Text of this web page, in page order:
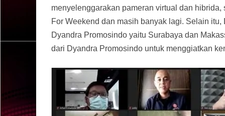
menyelenggarakan pameran virtual dan
For Weekend dan masih banyak lagi. Selain
Dyandra Promosindo yaitu Surabaya dan
dari Dyandra Promosindo untuk menggiatkan